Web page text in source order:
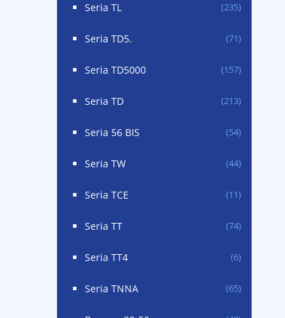
Seria TL (235)
Seria TD5. (71)
Seria TD5000 (157)
Seria TD (213)
Seria 56 BIS (54)
Seria TW (44)
Seria TCE (11)
Seria TT (74)
Seria TT4 (6)
Seria TNNA (65)